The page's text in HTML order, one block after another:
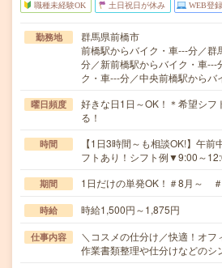
職種未経験OK 土日祝日が休み WEB登
勤務地
群馬県前橋市
前橋駅からバイク・車---分／
分／新前橋駅からバイク・車---
ク・車---分／中央前橋駅からバ
曜日頻度
好きな日1日～OK！＊希望シフ
る！
時間
【1日3時間～も相談OK!】午
フトあり！シフト例▼9:00～
期間 1日だけの単発OK！＃8月～
時給 時給1,500円～1,875円
仕事内容
＼コスメの仕分け／快適！オ
作業書類整理や仕分けなどの